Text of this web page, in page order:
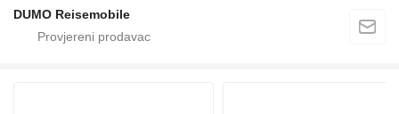
DUMO Reisemobile